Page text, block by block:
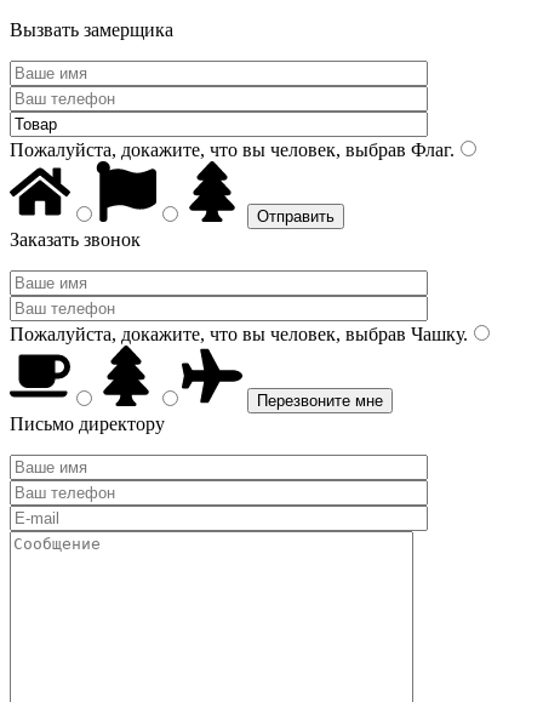
Вызвать замерщика
Пожалуйста, докажите, что вы человек, выбрав Флаг.
Заказать звонок
Пожалуйста, докажите, что вы человек, выбрав Чашку.
Письмо директору